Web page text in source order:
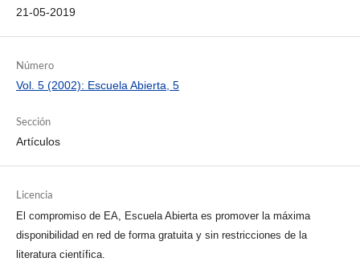
21-05-2019
Número
Vol. 5 (2002): Escuela Abierta, 5
Sección
Artículos
Licencia
El compromiso de EA, Escuela Abierta es promover la máxima
disponibilidad en red de forma gratuita y sin restricciones de la
literatura científica.